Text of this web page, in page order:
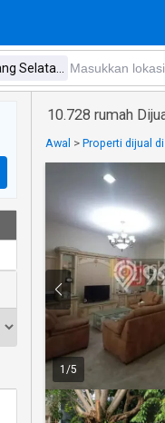
10.728 rumah
Awal > Properti dijual
1 /5